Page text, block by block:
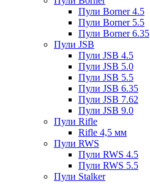
Пули Borner 4.5
Пули Borner 5.5
Пули Borner 6.35
Пули JSB
Пули JSB 4.5
Пули JSB 5.0
Пули JSB 5.5
Пули JSB 6.35
Пули JSB 7.62
Пули JSB 9.0
Пули Rifle
Rifle 4,5 мм
Пули RWS
Пули RWS 4.5
Пули RWS 5.5
Пули Stalker